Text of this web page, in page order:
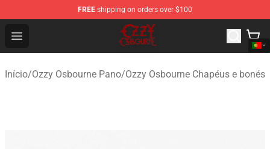
FREE shipping on orders over $100
Open menu
Ozzy Osbourne Store - Official Ozzy Osbourne
Início/Ozzy Osbourne Pano/Ozzy Osbourne Chapéus e bonés